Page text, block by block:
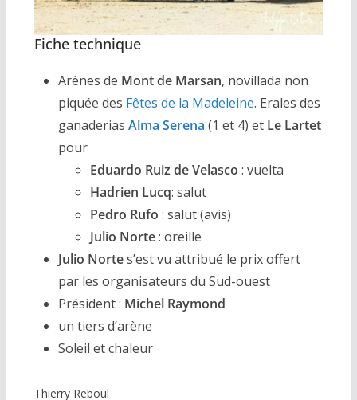
Fiche technique
Arènes de Mont de Marsan, novillada non
piquée des Fêtes de la Madeleine. Erales des
ganaderias Alma Serena (1 et 4) et Le Lartet
pour
Eduardo Ruiz de Velasco : vuelta
Hadrien Lucq: salut
Pedro Rufo : salut (avis)
Julio Norte: oreille
Julio Nortes’est vu attribué le prix offert
par les organisateurs du Sud-ouest
Président : Michel Raymond
un tiers d’arène
Soleil et chaleur
Thierry Reboul